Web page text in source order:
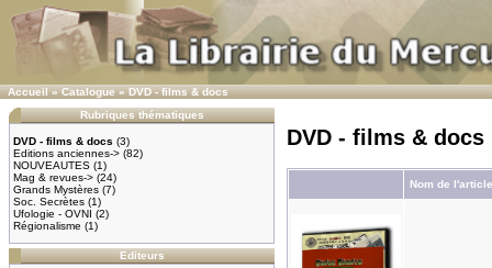
Accueil»Catalogue»DVD - films & docs
Rubriques thématiques
DVD - films & docs (3)
Editions anciennes-> (82)
NOUVEAUTES (1)
Mag & revues-> (24)
Grands Mystères (7)
Soc. Secrètes (1)
Ufologie - OVNI (2)
Régionalisme (1)
Editeurs
DVD - films & docs
Nom de